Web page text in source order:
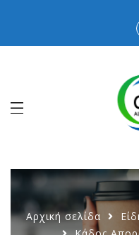
Αρχική σελίδα